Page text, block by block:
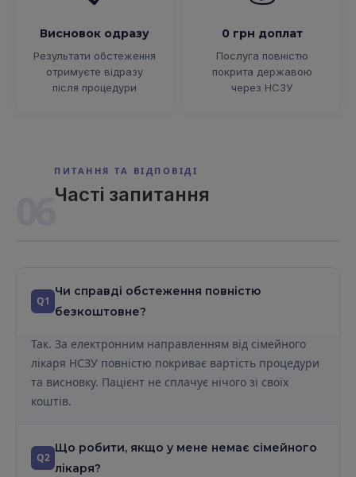
Висновок одразу
Результати обстеження
отримуєте відразу
після процедури
0 грн доплат
Послуга повністю
покрита державою
через НСЗУ
ПИТАННЯ ТА ВІДПОВІДІ
Часті запитання
Q1
Чи справді обстеження повністю
безкоштовне?
Так. За електронним направленням від сімейного
лікаря НСЗУ повністю покриває вартість процедури
та висновку. Пацієнт не сплачує нічого зі своїх
коштів.
Q2
Що робити, якщо у мене немає сімейного
лікаря?